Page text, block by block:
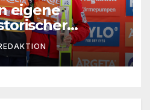
eigene
in Planica